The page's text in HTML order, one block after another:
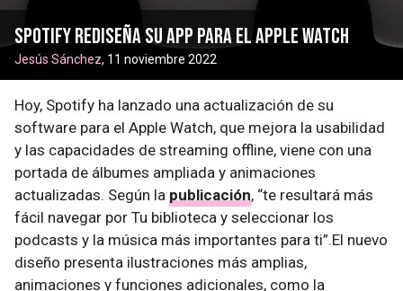
Spotify rediseña su app para el Apple Watch
Jesús Sánchez, 11 noviembre 2022
Hoy, Spotify ha lanzado una actualización de su
software para el Apple Watch, que mejora la usabilidad
y las capacidades de streaming offline, viene con una
portada de álbumes ampliada y animaciones
actualizadas. Según la publicación, “te resultará más
fácil navegar por Tu biblioteca y seleccionar los
podcasts y la música más importantes para ti”.El nuevo
diseño presenta ilustraciones más amplias,
animaciones y funciones adicionales, como la